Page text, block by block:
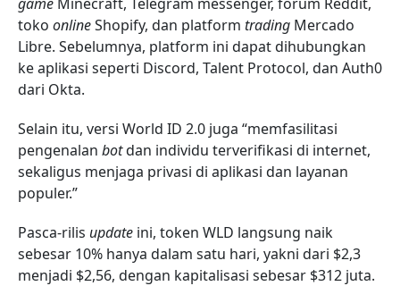
toko onlineShopify, dan platform trading Mercado
Libre. Sebelumnya, platform ini dapat dihubungkan
ke aplikasi seperti Discord, Talent Protocol, dan Auth0
dari Okta.
Selain itu, versi World ID 2.0 juga “memfasilitasi
pengenalan botdan individu terverifikasi di internet,
sekaligus menjaga privasi di aplikasi dan layanan
populer.”
Pasca-rilis update ini, token WLD langsung naik
sebesar 10% hanya dalam satu hari, yakni dari $2,3
menjadi $2,56, dengan kapitalisasi sebesar $312 juta.